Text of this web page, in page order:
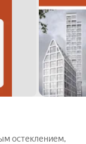
остеклением,